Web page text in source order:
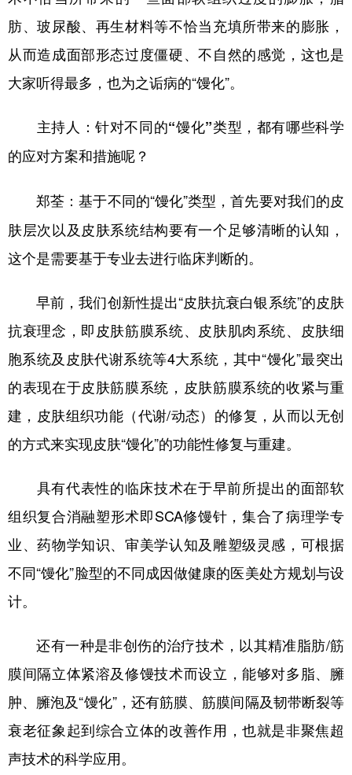
肪、玻尿酸、再生材料等不恰当充填所带来的膨胀，
从而造成面部形态过度僵硬、不自然的感觉，这也是
大家听得最多，也为之诟病的“馒化”。
主持人：针对不同的“馒化”类型，都有哪些科学
的应对方案和措施呢？
郑荃：基于不同的“馒化”类型，首先要对我们的皮
肤层次以及皮肤系统结构要有一个足够清晰的认知，
这个是需要基于专业去进行临床判断的。
早前，我们创新性提出“皮肤抗衰白银系统”的皮肤
抗衰理念，即皮肤筋膜系统、皮肤肌肉系统、皮肤细
胞系统及皮肤代谢系统等4大系统，其中“馒化”最突出
的表现在于皮肤筋膜系统，皮肤筋膜系统的收紧与重
建，皮肤组织功能（代谢/动态）的修复，从而以无创
的方式来实现皮肤“馒化”的功能性修复与重建。
具有代表性的临床技术在于早前所提出的面部软
组织复合消融塑形术即SCA修馒针，集合了病理学专
业、药物学知识、审美学认知及雕塑级灵感，可根据
不同“馒化”脸型的不同成因做健康的医美处方规划与设
计。
还有一种是非创伤的治疗技术，以其精准脂肪/筋
膜间隔立体紧溶及修馒技术而设立，能够对多脂、臃
肿、臃泡及“馒化”，还有筋膜、筋膜间隔及韧带断裂等
衰老征象起到综合立体的改善作用，也就是非聚焦超
声技术的科学应用。